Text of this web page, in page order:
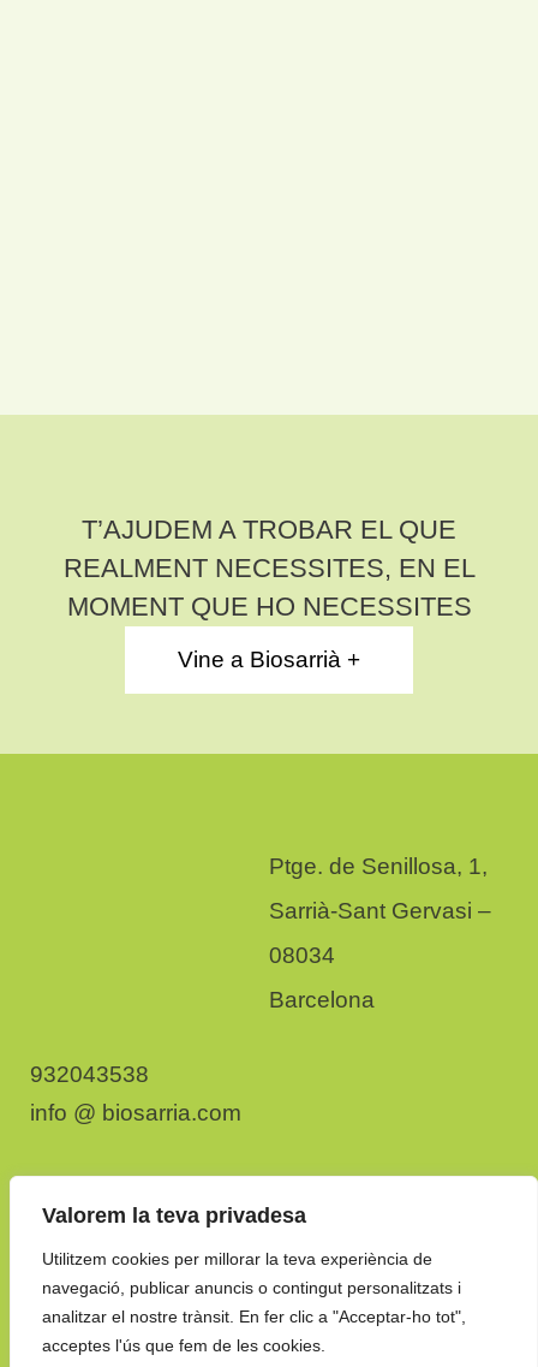
Valorem la teva privadesa
Utilitzem cookies per millorar la teva experiència de
navegació, publicar anuncis o contingut personalitzats i
analitzar el nostre trànsit. En fer clic a "Acceptar-ho tot",
acceptes l'ús que fem de les cookies.
T’AJUDEM A TROBAR EL QUE
REALMENT NECESSITES, EN EL
MOMENT QUE HO NECESSITES
Vine a Biosarrià +
Ptge. de Senillosa, 1,
Sarrià-Sant Gervasi –
08034
Barcelona
932043538
info @ biosarria.com
Whatsapp